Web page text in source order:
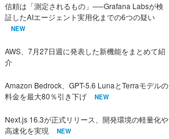
信頼は「測定されるもの」──Grafana Labsが検
証したAIエージェント実用化までの6つの疑い
NEW
AWS、7月27日週に発表した新機能をまとめて紹
介
Amazon Bedrock、GPT-5.6 LunaとTerraモデルの
料金を最大80％引き下げ
NEW
Next.js 16.3が正式リリース、開発環境の軽量化や
高速化を実現
NEW